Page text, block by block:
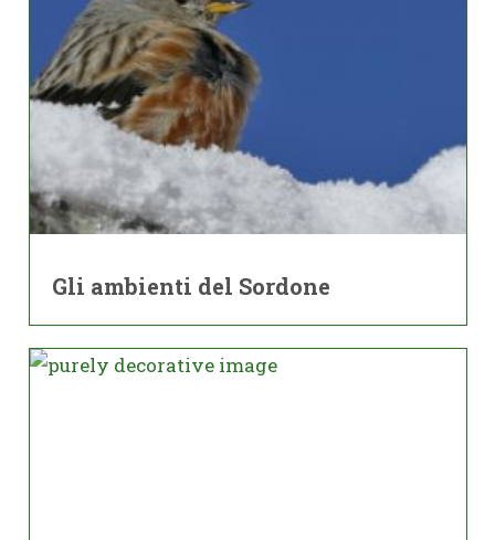
Gli ambienti del Sordone